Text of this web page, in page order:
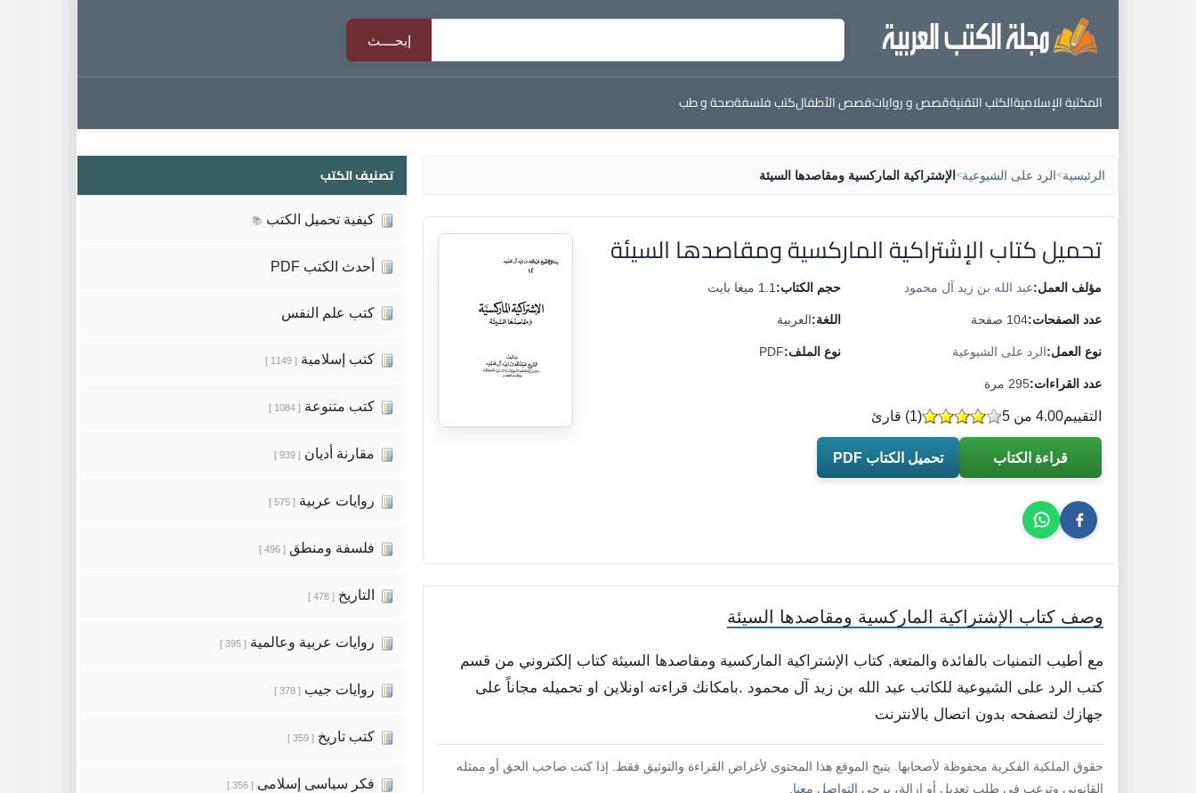
المكتبة الإسلاميةالكتب التقنيةقصص و رواياتقصص الأطفالكتب فلسفةصحة و طب
الرئيسية>الرد على الشيوعية> الإشتراكية الماركسية ومقاصدها السيئة
تحميل كتاب الإشتراكية الماركسية ومقاصدها السيئة
مؤلف العمل:عبد الله بن زيد آل محمود حجم الكتاب: 1.1 ميغا بايت
عدد الصفحات:104 صفحة اللغة:العربية
نوع العمل:الرد على الشيوعية نوع الملف:PDF
عدد القراءات:295 مرة
التقييم (
1) قارئ 4.00 من 5
قراءة الكتاب تحميل الكتاب PDF
وصف كتاب الإشتراكية الماركسية ومقاصدها السيئة
مع أطيب التمنيات بالفائدة والمتعة, كتاب الإشتراكية الماركسية ومقاصدها السيئة كتاب إلكتروني من قسم
كتب الرد على الشيوعية للكاتب عبد الله بن زيد آل محمود .بامكانك قراءته اونلاين او تحميله مجاناً على
جهازك لتصفحه بدون اتصال بالانترنت
حقوق الملكية الفكرية محفوظة لأصحابها. يتيح الموقع هذا المحتوى لأغراض القراءة والتوثيق فقط. إذا كنت صاحب الحق أو ممثله
القانوني وترغب في طلب تعديل أو إزالة، يرجى التواصل معنا
تصنيف الكتب
كيفية تحميل الكتب 📚
أحدث الكتب PDF
كتب علم النفس
كتب إسلامية [ 1149 ]
كتب متنوعة [ 1084 ]
مقارنة أديان [ 939 ]
روايات عربية [ 575 ]
فلسفة ومنطق [ 496 ]
التاريخ [ 478 ]
روايات عربية وعالمية [ 395 ]
روايات جيب [ 378 ]
كتب تاريخ [ 359 ]
فكر سياسى إسلامى [ 356 ]